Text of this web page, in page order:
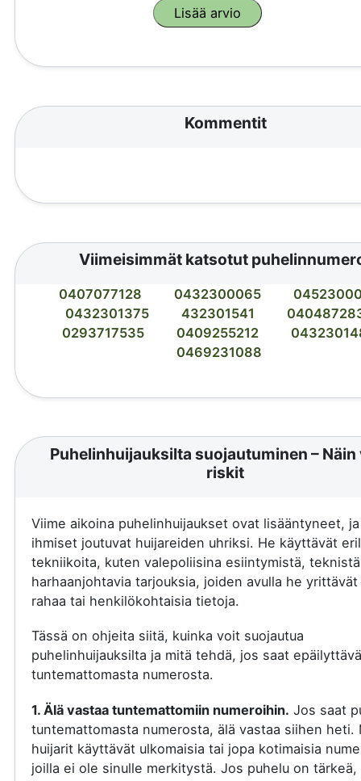
Kommentit
Viimeisimmät katsotut
0407077128 0432300065
0432301375
432301541
0293717535
0409255212
0469231088
Puhelinhuijauksilta suojautuminen – Näin
riskit
Viime aikoina puhelinhuijaukset ovat lisääntyneet,
ihmiset joutuvat huijareiden uhriksi. He käyttävät
tekniikoita, kuten valepoliisina esiintymistä,
harhaanjohtavia tarjouksia, joiden avulla he yrittävät
rahaa tai henkilökohtaisia tietoja.
Tässä on ohjeita siitä, kuinka voit suojautua
puhelinhuijauksilta ja mitä tehdä, jos saat
tuntemattomasta numerosta.
1. Älä vastaa tuntemattomiin numeroihin. Jos saat
tuntemattomasta numerosta, älä vastaa siihen heti.
huijarit käyttävät ulkomaisia tai jopa kotimaisia
joilla ei ole sinulle merkitystä. Jos puhelu on